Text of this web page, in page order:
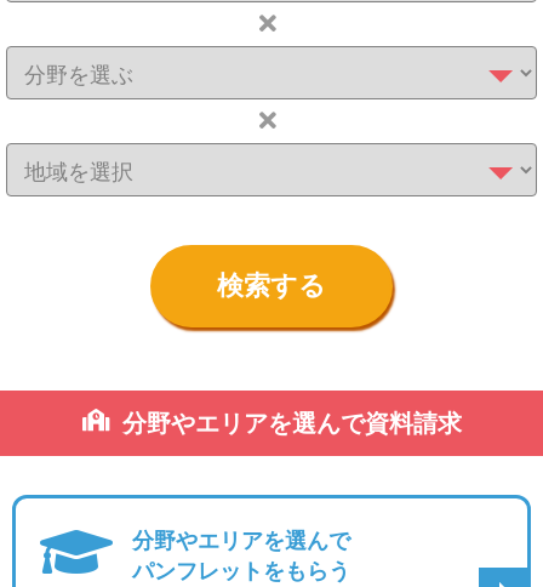
分野やエリアを選んで資料請求
分野やエリアを選んで
パンフレットをもらう